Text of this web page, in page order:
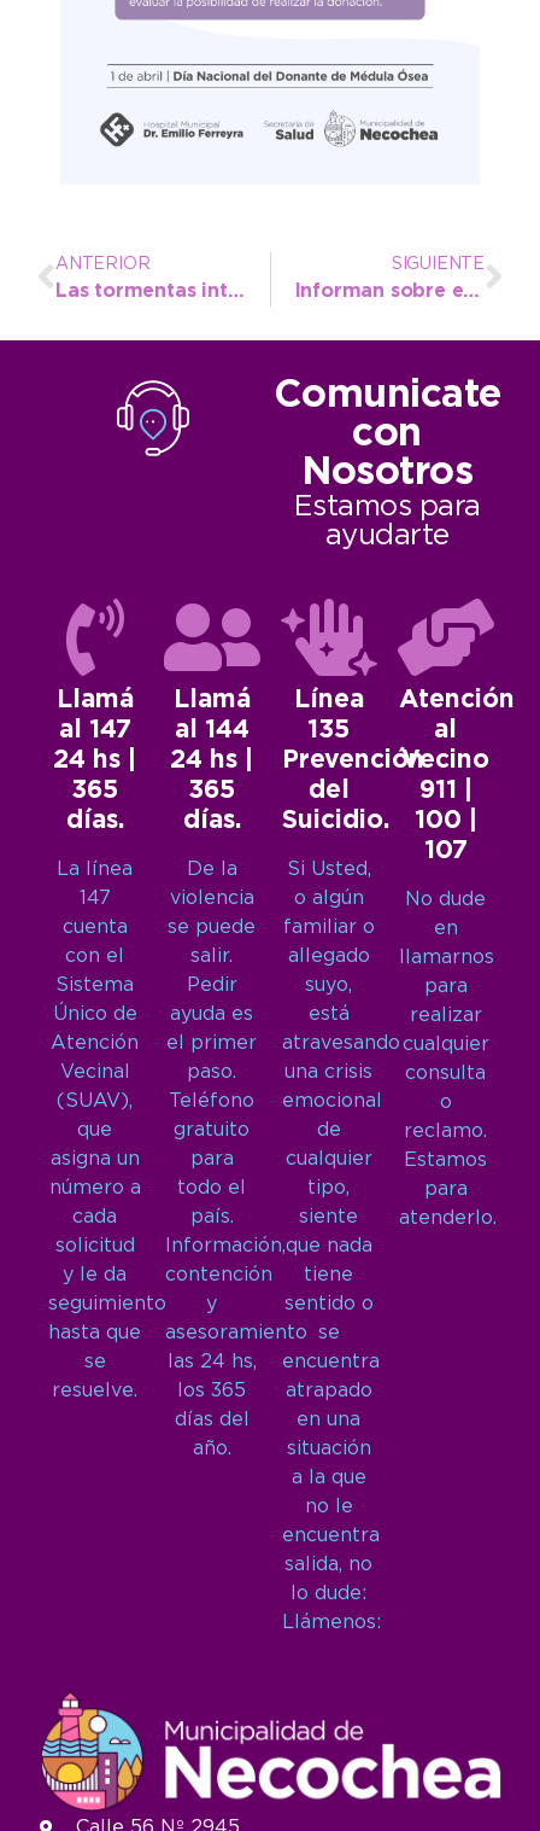
ANTERIOR
Las tormentas intensas provocaron anegamientos y personas autoevacuadas, pero no hay heridos
SIGUIENTE
Informan sobre el funcionamiento del sistema pluvial de la ciudad frente a un evento de lluvias extraordinarias
Comunicate
con
Nosotros
Estamos para
ayudarte
Llamá
al 147
24 hs |
365
días.
La línea
147
cuenta
con el
Sistema
Único de
Atención
Vecinal
(SUAV),
que
asigna un
número a
cada
solicitud
y le da
seguimiento
hasta que
se
resuelve.
Llamá
al 144
24 hs |
365
días.
De la
violencia
se puede
salir.
Pedir
ayuda es
el primer
paso.
Teléfono
gratuito
para
todo el
país.
Información,
contención
y
asesoramiento
las 24 hs,
los 365
días del
año.
Línea
135
Prevención
del
Suicidio.
Si Usted,
o algún
familiar o
allegado
suyo,
está
atravesando
una crisis
emocional
de
cualquier
tipo,
siente
que nada
tiene
sentido o
se
encuentra
atrapado
en una
situación
a la que
no le
encuentra
salida, no
lo dude:
Llámenos:
Atención
al
Vecino
911 |
100 |
107
No dude
en
llamarnos
para
realizar
cualquier
consulta
o
reclamo.
Estamos
para
atenderlo.